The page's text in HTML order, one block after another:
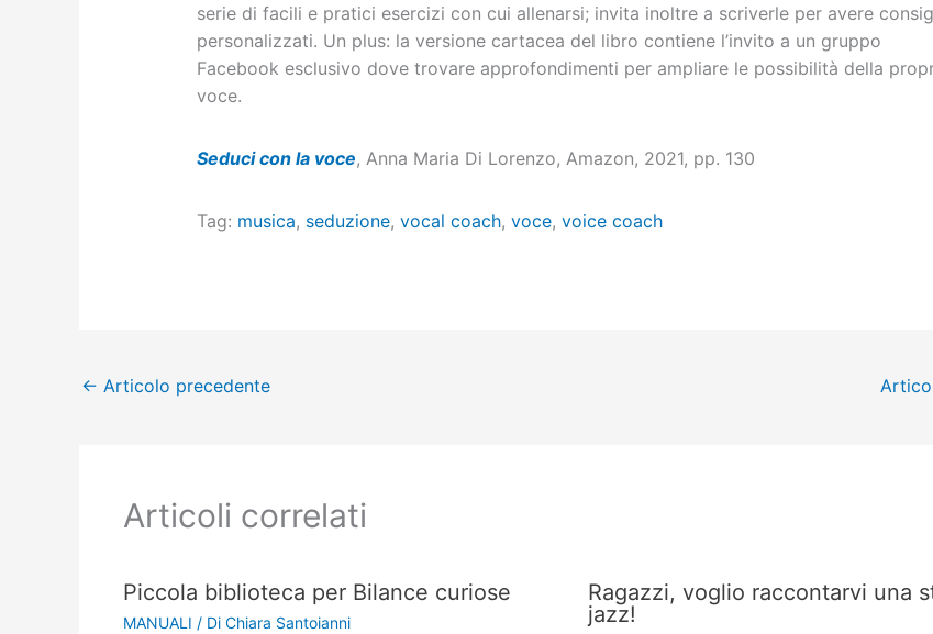
serie di facili e pratici esercizi con cui allenarsi; invita inoltre a scriverle per avere
personalizzati. Un plus: la versione cartacea del libro contiene l’invito a un gruppo
Facebook esclusivo dove trovare approfondimenti per ampliare le possibilità della
voce.
Seduci con la voce, Anna Maria Di Lorenzo, Amazon, 2021, pp. 130
Tag: musica, seduzione, vocal coach, voce, voice coach
← Articolo precedente
Articoli correlati
Piccola biblioteca per Bilance curiose
MANUALI / Di Chiara Santoianni
Ragazzi, voglio raccontarvi una
jazz!